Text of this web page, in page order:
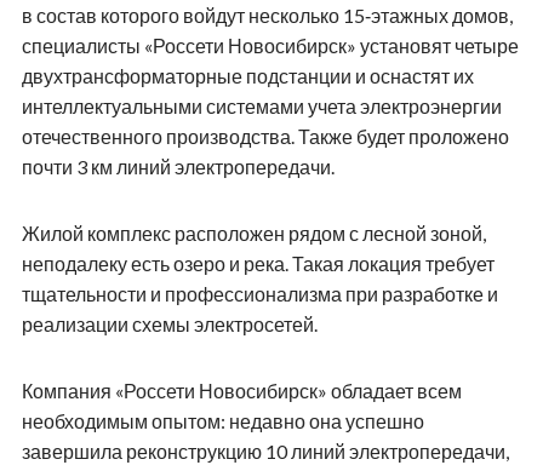
в состав которого войдут несколько 15‑этажных домов,
специалисты «Россети Новосибирск» установят четыре
двухтрансформаторные подстанции и оснастят их
интеллектуальными системами учета электроэнергии
отечественного производства. Также будет проложено
почти 3 км линий электропередачи.
Жилой комплекс расположен рядом с лесной зоной,
неподалеку есть озеро и река. Такая локация требует
тщательности и профессионализма при разработке и
реализации схемы электросетей.
Компания «Россети Новосибирск» обладает всем
необходимым опытом: недавно она успешно
завершила реконструкцию 10 линий электропередачи,